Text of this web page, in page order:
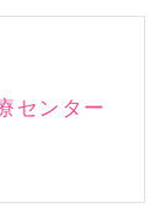
センター